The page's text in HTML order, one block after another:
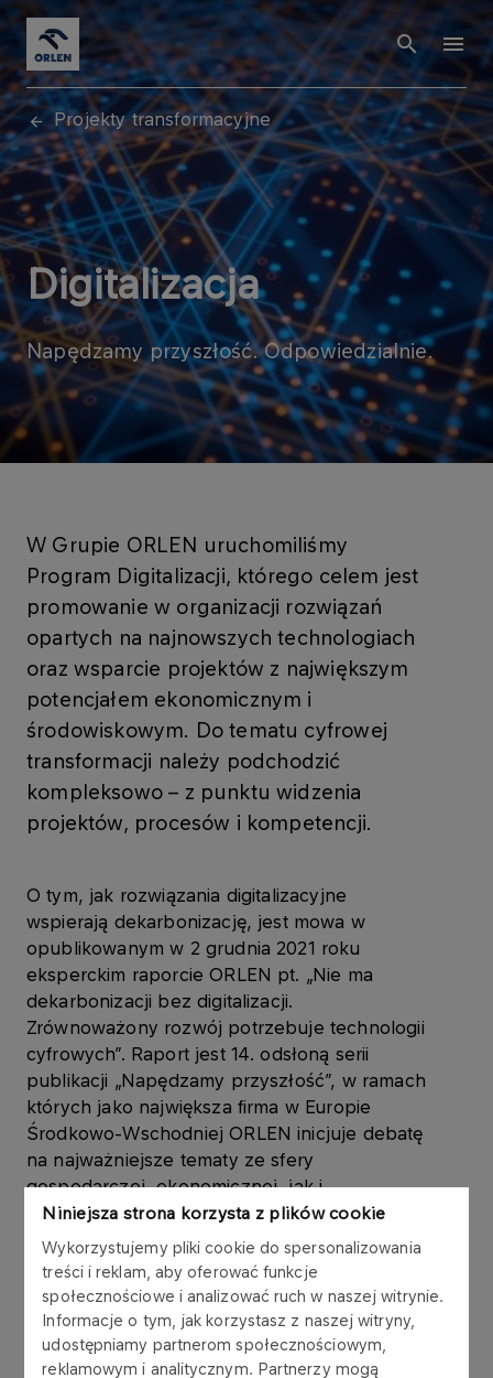
Niniejsza strona korzysta z plików cookie
Wykorzystujemy pliki cookie do spersonalizowania
treści i reklam, aby oferować funkcje
społecznościowe i analizować ruch w naszej witrynie.
Informacje o tym, jak korzystasz z naszej witryny,
udostępniamy partnerom społecznościowym,
reklamowym i analitycznym. Partnerzy mogą
Projekty transformacyjne
Digitalizacja
Napędzamy przyszłość. Odpowiedzialnie.
W Grupie ORLEN uruchomiliśmy
Program Digitalizacji, którego celem jest
promowanie w organizacji rozwiązań
opartych na najnowszych technologiach
oraz wsparcie projektów z największym
potencjałem ekonomicznym i
środowiskowym. Do tematu cyfrowej
transformacji należy podchodzić
kompleksowo – z punktu widzenia
projektów, procesów i kompetencji.
O tym, jak rozwiązania digitalizacyjne
wspierają dekarbonizację, jest mowa w
opublikowanym w 2 grudnia 2021 roku
eksperckim raporcie ORLEN pt. „Nie ma
dekarbonizacji bez digitalizacji.
Zrównoważony rozwój potrzebuje technologii
cyfrowych”. Raport jest 14. odsłoną serii
publikacji „Napędzamy przyszłość”, w ramach
których jako największa firma w Europie
Środkowo-Wschodniej ORLEN inicjuje debatę
na najważniejsze tematy ze sfery
gospodarczej, ekonomicznej, jak i
społecznej.